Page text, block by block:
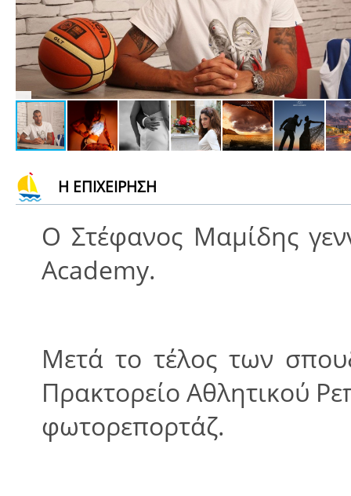
Η ΕΠΙΧΕΙΡΗΣΗ
Ο Στέφανος Μαμίδης
Academy.
Μετά το τέλος των
Πρακτορείο Αθλητικού
φωτορεπορτάζ.